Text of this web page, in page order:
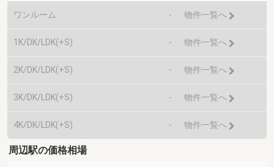
ワンルーム - 物件一覧へ
1K/DK/LDK(+S) - 物件一覧へ
2K/DK/LDK(+S) - 物件一覧へ
3K/DK/LDK(+S) - 物件一覧へ
4K/DK/LDK(+S) - 物件一覧へ
周辺駅の価格相場